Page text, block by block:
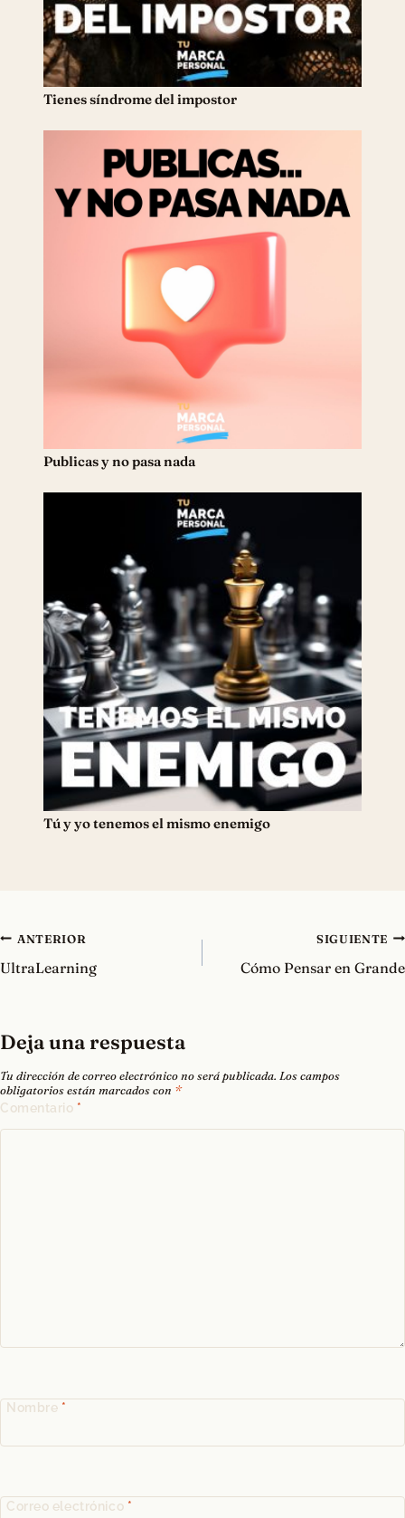
Tienes síndrome del impostor
Publicas y no pasa nada
Tú y yo tenemos el mismo enemigo
Navegación
de
ANTERIOR
UltraLearning
SIGUIENTE
Cómo Pensar en Grande
Deja una respuesta
Tu dirección de correo electrónico no será publicada. Los campos
obligatorios están marcados con *
Comentario *
Nombre *
Correo electrónico *